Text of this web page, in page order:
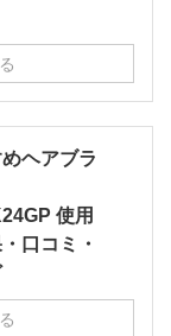
ヘアブラ
使用
口コミ・